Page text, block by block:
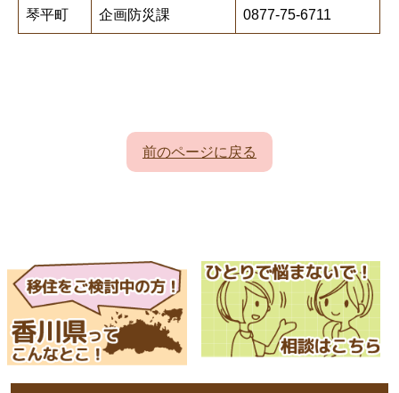
琴平町 企画防災課 0877-75-6711
前のページに戻る